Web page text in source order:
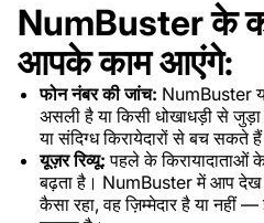
NumBuster के
आपके काम आएंगे:
फोन नंबर की जांच: NumBuster
असली है या किसी धोखाधड़ी से
या संदिग्ध किरायेदारों से बच सकते
यूज़र रिव्यू: पहले के किरायादाताओं
बढ़ता है। NumBuster में आप देख
कैसा रहा, वह ज़िम्मेदार है या नहीं